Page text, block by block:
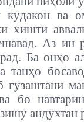
кӯдакон ва
хишти
Аз
Ба онҳо
танҳо
бо
андӯхтан